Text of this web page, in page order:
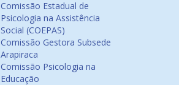
Comissão Estadual de
Psicologia na Assistência
Social (COEPAS)
Comissão Gestora Subsede
Arapiraca
Comissão Psicologia na
Educação